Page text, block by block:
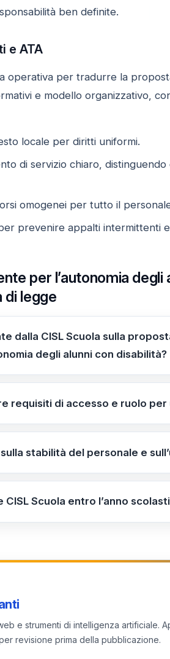
ben definite.
e ATA
operativa per tradurre la
e modello organizzativo,
locale per diritti uniformi.
di servizio chiaro,
omogenei per tutto il
prevenire appalti intermittenti
per l’autonomia degli
di legge
dalla CISL Scuola sulla
degli alunni con disabilità?
territoriale, requisiti di accesso
requisiti di accesso e ruolo
chiara del ruolo e delle
stabilità del personale e
propone inquadramento
Scuola entro l’anno
Ruolo e Funzioni in un
e strumenti di intelligenza artificiale.
revisione prima della pubblicazione.